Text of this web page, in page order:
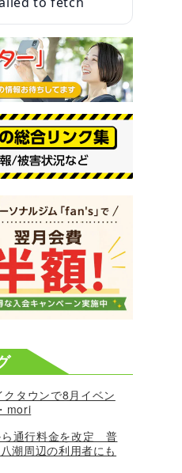
クタウンで8月イベン
mori
ら通行料金を改定 普
潮周辺の利用者にも